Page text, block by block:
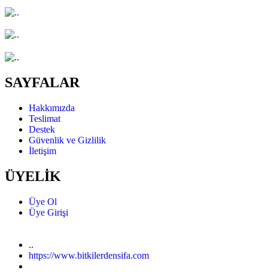
SAYFALAR
Hakkımızda
Teslimat
Destek
Güvenlik ve Gizlilik
İletişim
ÜYELİK
Üye Ol
Üye Girişi
..
https://www.bitkilerdensifa.com